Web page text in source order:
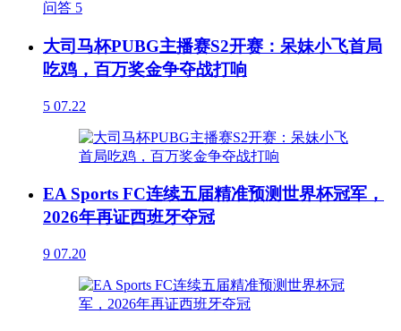
问答 5
大司马杯PUBG主播赛S2开赛：呆妹小飞首局
吃鸡，百万奖金争夺战打响
5 07.22
EA Sports FC连续五届精准预测世界杯冠军，
2026年再证西班牙夺冠
9 07.20